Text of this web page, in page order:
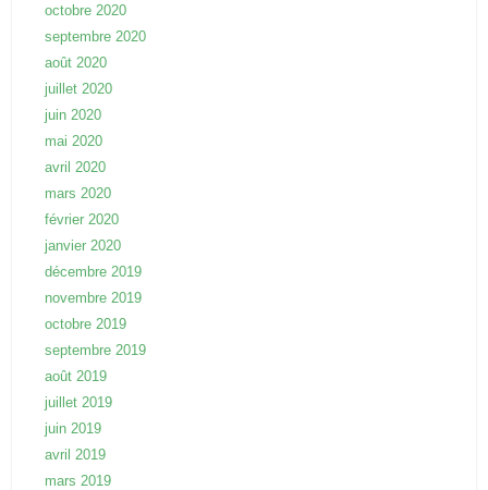
octobre 2020
septembre 2020
août 2020
juillet 2020
juin 2020
mai 2020
avril 2020
mars 2020
février 2020
janvier 2020
décembre 2019
novembre 2019
octobre 2019
septembre 2019
août 2019
juillet 2019
juin 2019
avril 2019
mars 2019